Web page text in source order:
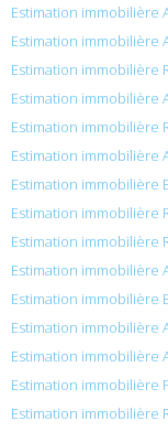
Estimation immobilière
Estimation immobilière
Estimation immobilière
Estimation immobilière
Estimation immobilière
Estimation immobilière
Estimation immobilière
Estimation immobilière
Estimation immobilière
Estimation immobilière
Estimation immobilière
Estimation immobilière
Estimation immobilière
Estimation immobilière
Estimation immobilière